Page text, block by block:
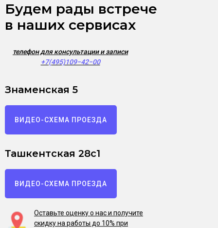
Будем рады встрече
в наших сервисах
телефон для консультации и записи
+7(495)109−42−00
Знаменская 5
ВИДЕО-СХЕМА ПРОЕЗДА
Ташкентская 28с1
ВИДЕО-СХЕМА ПРОЕЗДА
Оставьте оценку о нас и получите
скидку на работы до 10% при